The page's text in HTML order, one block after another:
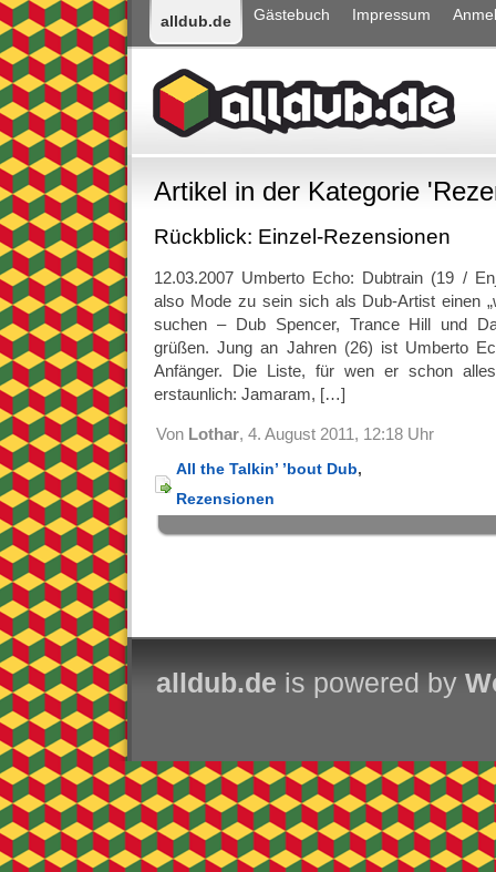
alldub.de Gästebuch Impressum
Artikel in der Kategorie
Rückblick: Einzel-Rezensionen
12.03.2007 Umberto Echo: Dubtrain (19 /
also Mode zu sein sich als Dub-Artist einen
suchen – Dub Spencer, Trance Hill und
grüßen. Jung an Jahren (26) ist Umberto
Anfänger. Die Liste, für wen er schon
erstaunlich: Jamaram, […]
Von Lothar, 4. August 2011, 12:18 Uhr
All the Talkin’ ’bout Dub,
Rezensionen
alldub.de is powered by